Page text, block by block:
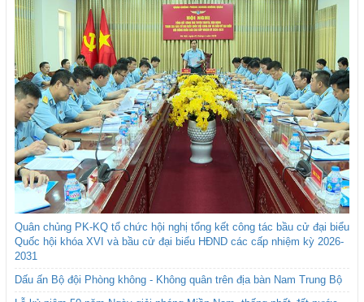
Quân chủng PK-KQ tổ chức hội nghị tổng kết công tác bầu cử đại biểu
Quốc hội khóa XVI và bầu cử đại biểu HĐND các cấp nhiệm kỳ 2026-
2031
Dấu ấn Bộ đội Phòng không - Không quân trên địa bàn Nam Trung Bộ